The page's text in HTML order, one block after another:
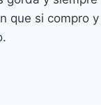
que si compro